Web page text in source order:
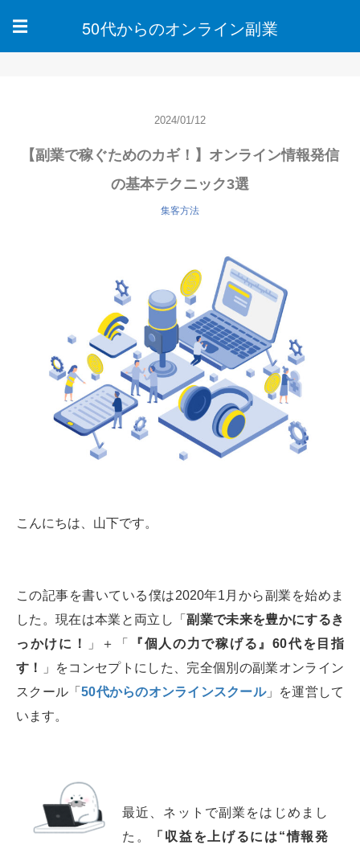
☰ 50代からのオンライン副業
2024/01/12
【副業で稼ぐためのカギ！】オンライン情報発信
の基本テクニック3選
集客方法
こんにちは、山下です。
この記事を書いている僕は2020年1月から副業を始めま
した。現在は本業と両立し「副業で未来を豊かにするき
っかけに！
」＋「
『個人の力で稼げる』60代を目指
す！
」をコンセプトにした、完全個別の副業オンライン
スクール「50代からのオンラインスクール」を運営して
います。
最近、ネットで副業をはじめまし
た。
「収益を上げるには“情報発